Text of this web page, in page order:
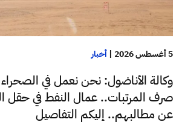
5 أغسطس 2026 | أخبار
وكالة الأناضول: نحن نعمل في
صرف المرتبات.. عمال النفط في حقل
عن مطالبهم.. إليكم التفاصيل